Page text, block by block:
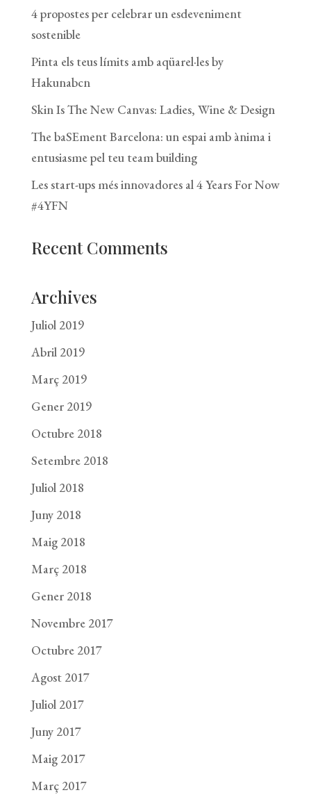
4 propostes per celebrar un esdeveniment
sostenible
Pinta els teus límits amb aqüarel·les by
Hakunabcn
Skin Is The New Canvas: Ladies, Wine & Design
The baSEment Barcelona: un espai amb ànima i
entusiasme pel teu team building
Les start-ups més innovadores al 4 Years For Now
#4YFN
Recent Comments
Archives
Juliol 2019
Abril 2019
Març 2019
Gener 2019
Octubre 2018
Setembre 2018
Juliol 2018
Juny 2018
Maig 2018
Març 2018
Gener 2018
Novembre 2017
Octubre 2017
Agost 2017
Juliol 2017
Juny 2017
Maig 2017
Març 2017